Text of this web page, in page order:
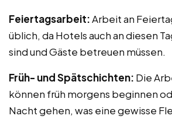
Feiertagsarbeit:Arbeit an
üblich, da Hotels auch an diesen
sind und Gäste betreuen müssen.
Früh- und Spätschichten: Die
können früh morgens beginnen
Nacht gehen, was eine gewisse